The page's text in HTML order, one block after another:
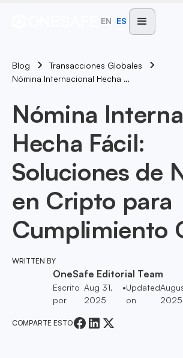
EN ES
Blog
Transacciones Globales
Nómina Internacional Hecha Fácil: Soluciones De Nómina En Cripto Para Cumplimiento Global
Nómina
Hecha Fácil:
Soluciones de
en Cripto para
Cumplimiento
WRITTEN BY
OneSafe Editorial Team
Escrito
por
Aug 31,
2025
•Updated
on
2025
COMPARTE ESTO